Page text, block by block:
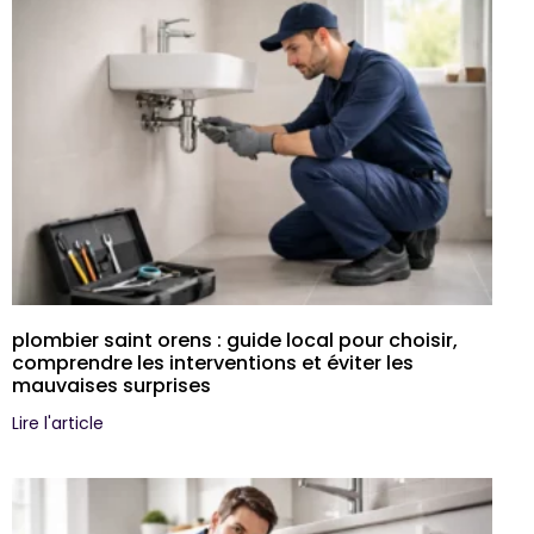
plombier saint orens : guide local pour choisir,
comprendre les interventions et éviter les
mauvaises surprises
Lire l'article